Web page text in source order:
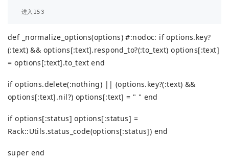
def _normalize_options(options) #:nodoc: if options.key?
(:text) && options[:text].respond_to?(:to_text) options[:text]
= options[:text].to_text end
if options.delete(:nothing) || (options.key?(:text) &&
options[:text].nil?) options[:text] = " " end
if options[:status] options[:status] =
Rack::Utils.status_code(options[:status]) end
super end